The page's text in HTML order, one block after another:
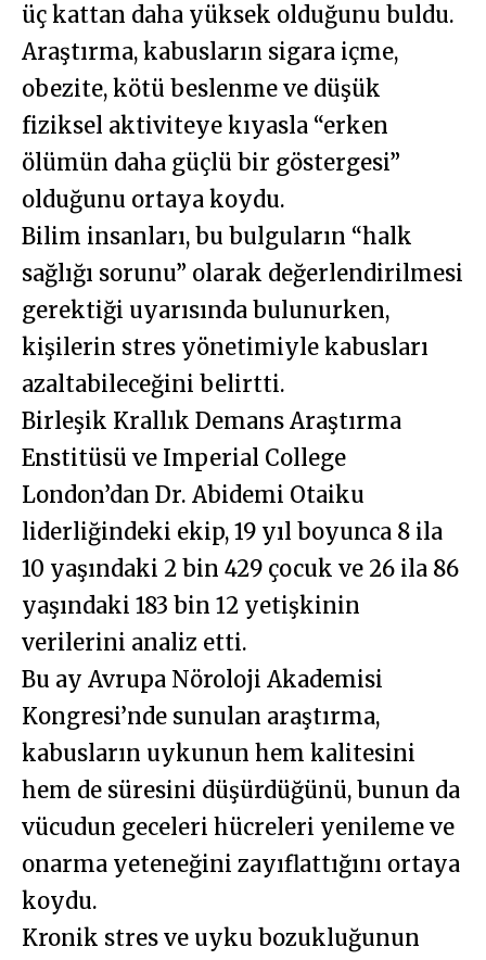
üç kattan daha yüksek olduğunu buldu.
Araştırma, kabusların sigara içme,
obezite, kötü beslenme ve düşük
fiziksel aktiviteye kıyasla “erken
ölümün daha güçlü bir göstergesi”
olduğunu ortaya koydu.
Bilim insanları, bu bulguların “halk
sağlığı sorunu” olarak değerlendirilmesi
gerektiği uyarısında bulunurken,
kişilerin stres yönetimiyle kabusları
azaltabileceğini belirtti.
Birleşik Krallık Demans Araştırma
Enstitüsü ve Imperial College
London’dan Dr. Abidemi Otaiku
liderliğindeki ekip, 19 yıl boyunca 8 ila
10 yaşındaki 2 bin 429 çocuk ve 26 ila 86
yaşındaki 183 bin 12 yetişkinin
verilerini analiz etti.
Bu ay Avrupa Nöroloji Akademisi
Kongresi’nde sunulan araştırma,
kabusların uykunun hem kalitesini
hem de süresini düşürdüğünü, bunun da
vücudun geceleri hücreleri yenileme ve
onarma yeteneğini zayıflattığını ortaya
koydu.
Kronik stres ve uyku bozukluğunun